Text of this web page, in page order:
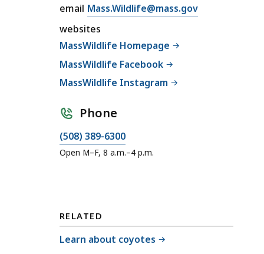
email E
a
i
l
M
s
W
i
i
f
e
Mass.Wildlife@mass.gov
websites
MassWildlife Homepage
MassWildlife Facebook
MassWildlife Instagram
Phone
C
a
s
s
(508) 389-6300
Open M–F, 8 a.m.–4 p.m.
RELATED
Learn about coyotes